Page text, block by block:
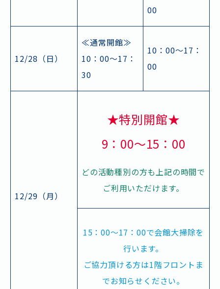
施設情報・アクセス よくあるご質問
スタッフ採用
00
12/28（日）
≪通常開館≫
10：00～17：
30
10：00～17：
00
12/29（月）
★特別開館★
9：00～15：00
どの活動種別の方も上記の時間で
ご利用いただけます。
15：00～17：00で会館大掃除を
行います。
ご協力頂ける方は1階フロントま
でお知らせください。